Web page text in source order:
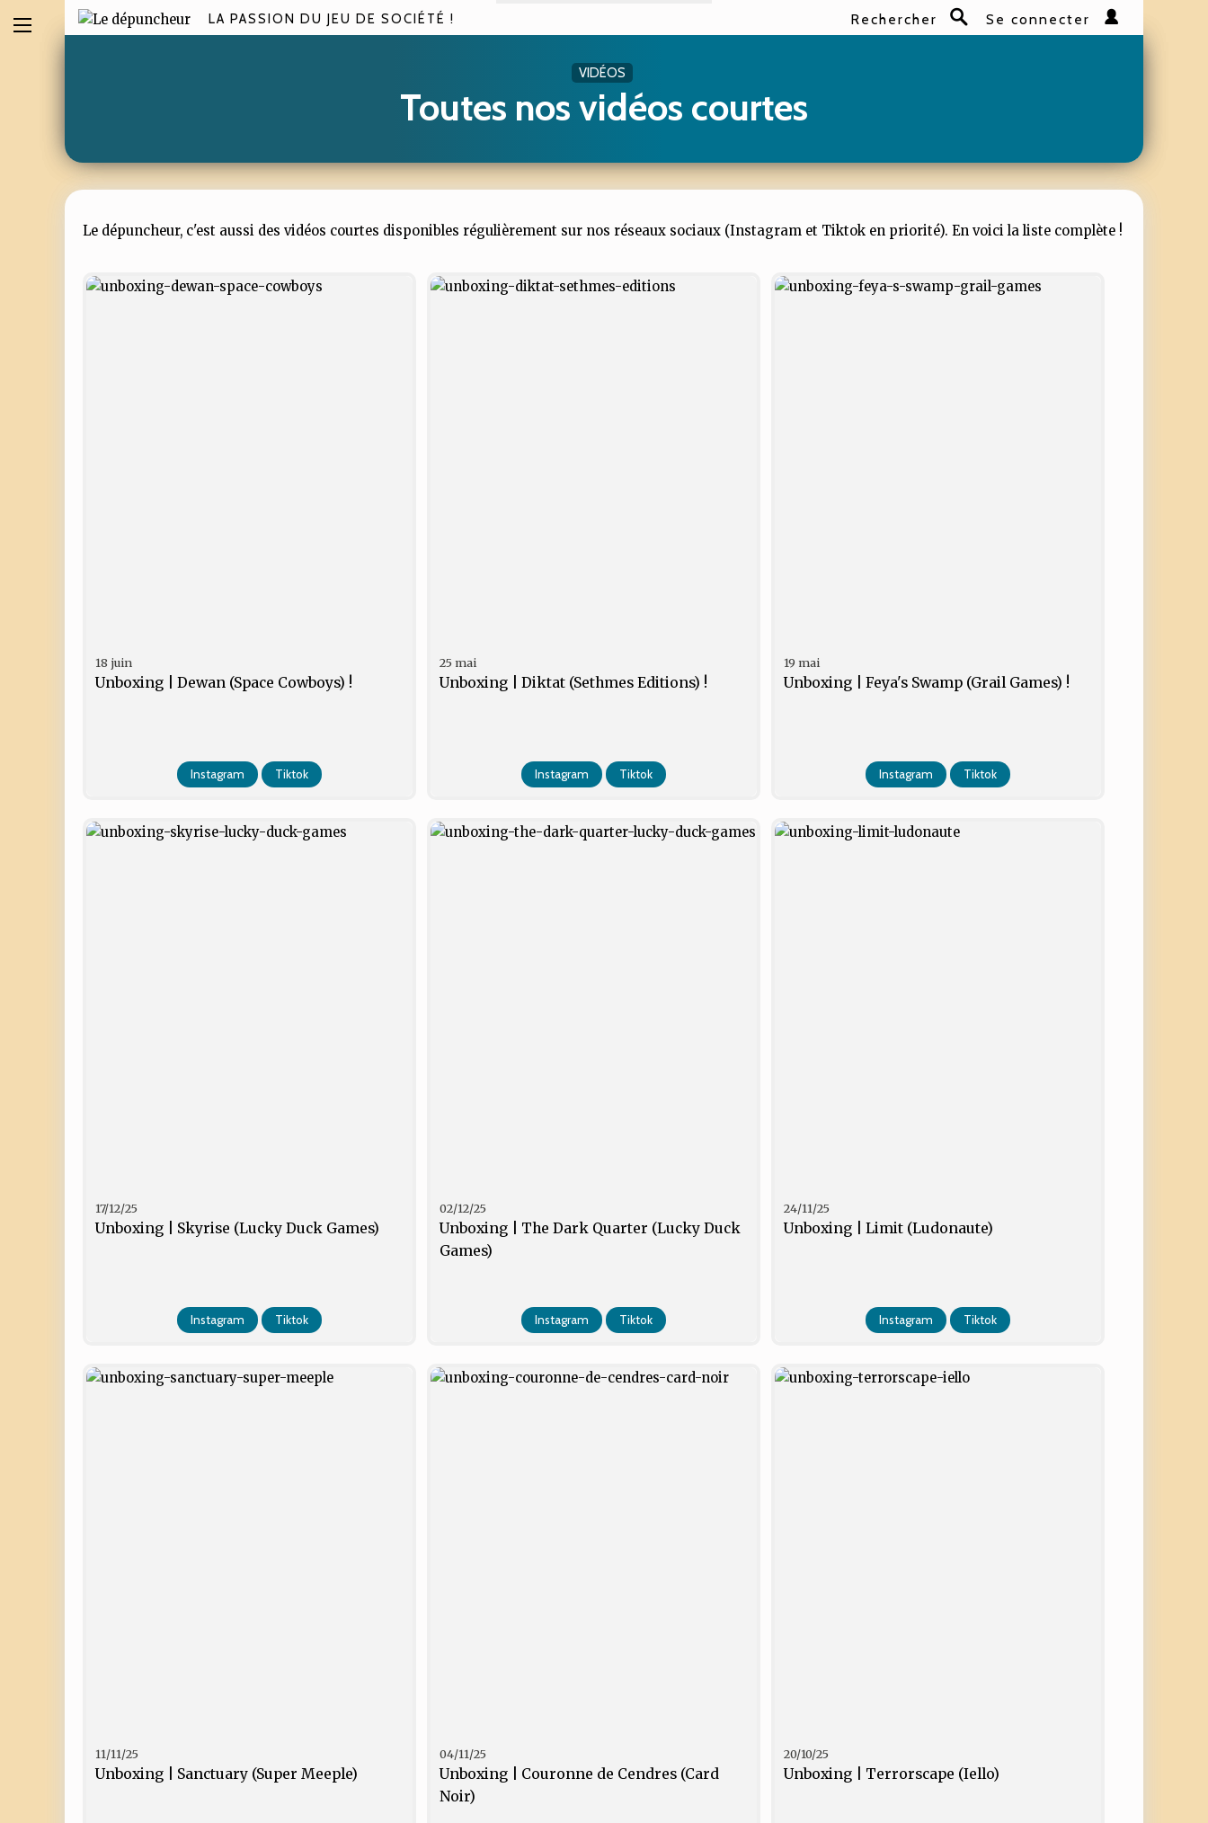
LA PASSION DU JEU DE SOCIÉTÉ ! Rechercher Se connecter
VIDÉOS
Toutes nos vidéos courtes
Le dépuncheur, c'est aussi des vidéos courtes disponibles régulièrement sur nos réseaux sociaux (Instagram et Tiktok en priorité). En voici la liste complète !
18 juin
Unboxing | Dewan (Space Cowboys) !
Instagram Tiktok
25 mai
Unboxing | Diktat (Sethmes Editions) !
Instagram Tiktok
19 mai
Unboxing | Feya's Swamp (Grail Games) !
Instagram Tiktok
17/12/25
Unboxing | Skyrise (Lucky Duck Games)
Instagram Tiktok
02/12/25
Unboxing | The Dark Quarter (Lucky Duck
Games)
Instagram Tiktok
24/11/25
Unboxing | Limit (Ludonaute)
Instagram Tiktok
11/11/25
Unboxing | Sanctuary (Super Meeple)
04/11/25
Unboxing | Couronne de Cendres (Card
Noir)
20/10/25
Unboxing | Terrorscape (Iello)